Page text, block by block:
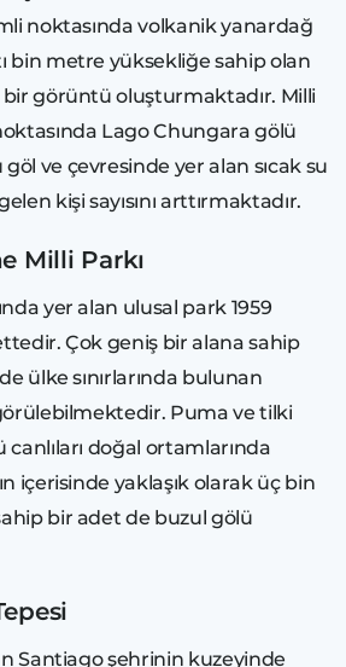
noktasında volkanik yanardağ
bin metre yüksekliğe sahip olan
görüntü oluşturmaktadır. Milli
Lago Chungara gölü
ve çevresinde yer alan sıcak su
kişi sayısını arttırmaktadır.
Milli Parkı
yer alan ulusal park 1959
Çok geniş bir alana sahip
ülke sınırlarında bulunan
Puma ve tilki
doğal ortamlarında
içerisinde yaklaşık olarak üç bin
bir adet de buzul gölü
Santiago şehrinin kuzeyinde